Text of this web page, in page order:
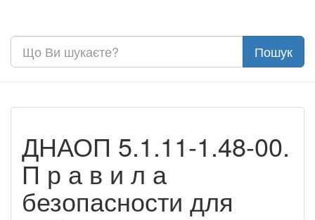
ДНАОП 5.1.11-1.48-00.
П р а в и л а
безопасности для